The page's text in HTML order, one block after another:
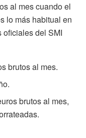
al mes cuando el
lo más habitual en
oficiales del SMI
brutos al mes.
brutos al mes,